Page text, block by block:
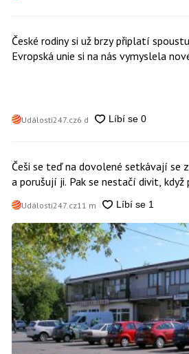
České rodiny si už brzy připlatí
Evropská unie si na nás vymyslela
Události247.cz6 d
Češi se teď na dovolené setkávají se
a porušují ji. Pak se nestačí divit,
Události247.cz11 m